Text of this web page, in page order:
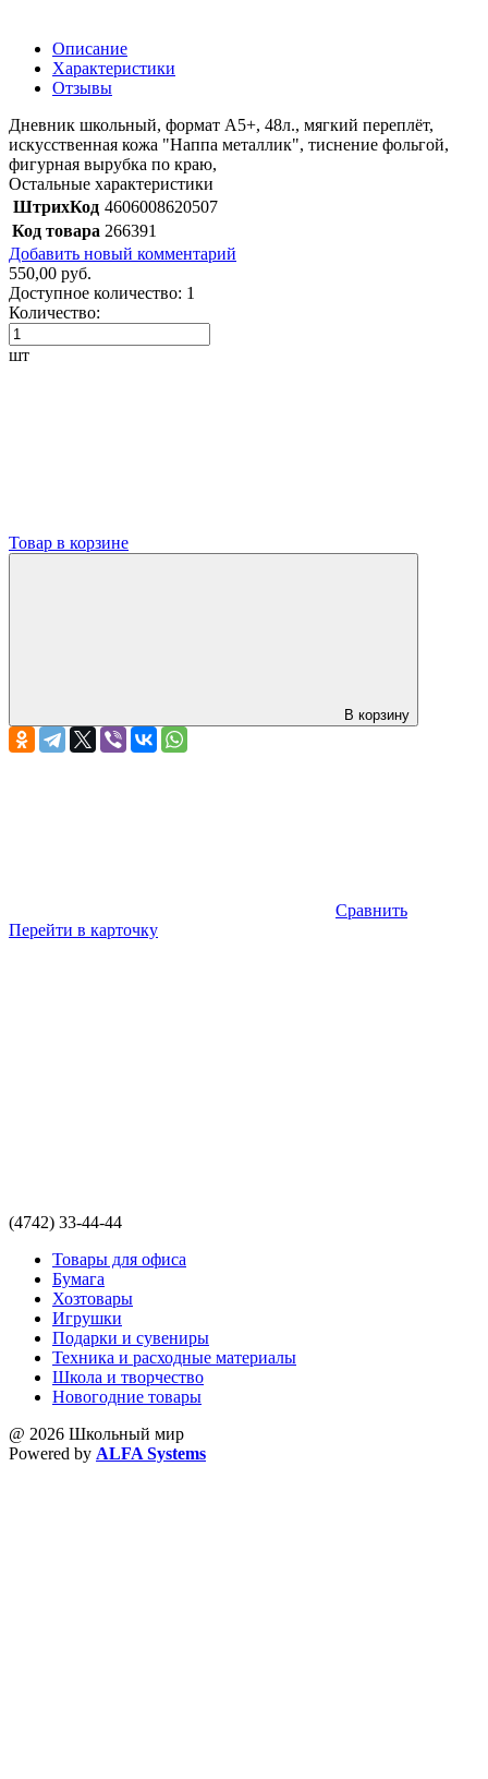
Описание
Характеристики
Отзывы
Дневник школьный, формат А5+, 48л., мягкий переплёт,
искусственная кожа "Наппа металлик", тиснение фольгой,
фигурная вырубка по краю,
Остальные характеристики
ШтрихКод 4606008620507
Код товара 266391
Добавить новый комментарий
550,00 руб.
Доступное количество: 1
Количество:
шт
Товар в корзине
В корзину
Сравнить
Перейти в карточку
(4742) 33-44-44
Товары для офиса
Бумага
Хозтовары
Игрушки
Подарки и сувениры
Техника и расходные материалы
Школа и творчество
Новогодние товары
@ 2026 Школьный мир
Powered by ALFA Systems